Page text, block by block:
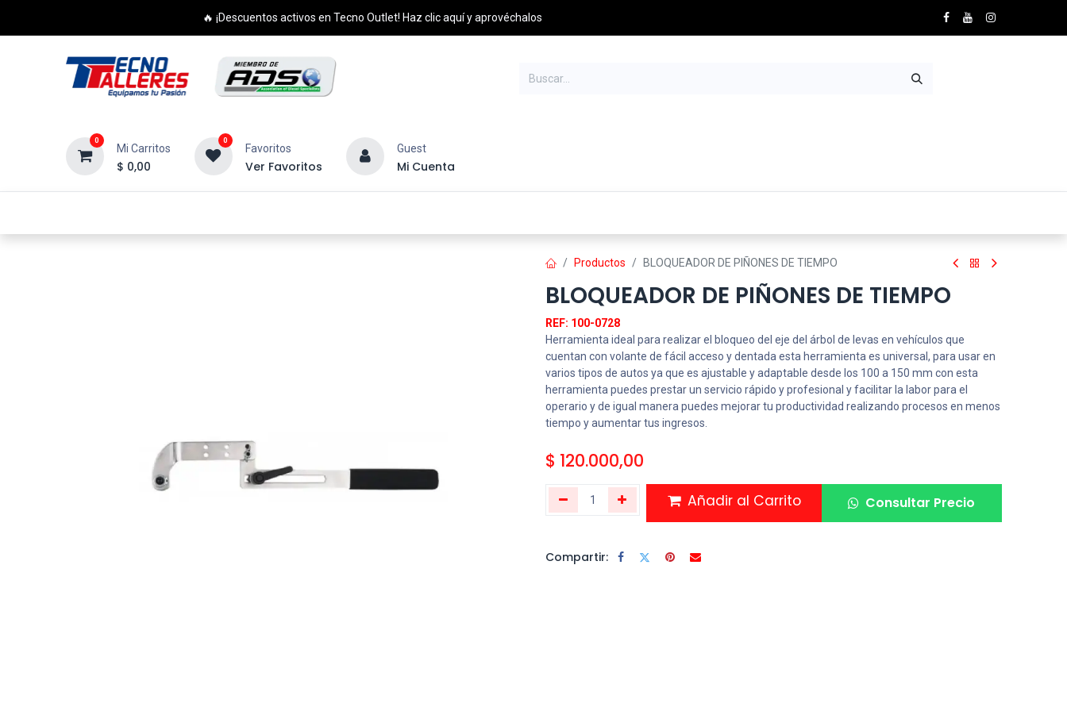
🔥 ¡Descuentos activos en Tecno Outlet! Haz clic aquí y aprovéchalos
0
Mi Carritos
$ 0,00
0
Favoritos
Ver Favoritos
Guest
Mi Cuenta
Productos BLOQUEADOR DE PIÑONES DE TIEMPO
BLOQUEADOR DE PIÑONES DE TIEMPO
REF: 100-0728
Herramienta ideal para realizar el bloqueo del eje del árbol de levas en vehículos que
cuentan con volante de fácil acceso y dentada esta herramienta es universal, para usar en
varios tipos de autos ya que es ajustable y adaptable desde los 100 a 150 mm con esta
herramienta puedes prestar un servicio rápido y profesional y facilitar la labor para el
operario y de igual manera puedes mejorar tu productividad realizando procesos en menos
tiempo y aumentar tus ingresos.
$ 120.000,00
Añadir al Carrito Consultar Precio
Compartir: